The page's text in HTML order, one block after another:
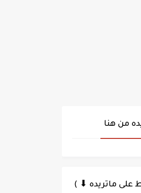
من هنا
على ماتريده ⬇ )